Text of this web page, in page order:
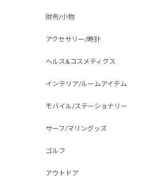
財布/小物
アクセサリー/時計
ヘルス&コスメティクス
インテリア/ルームアイテム
モバイル/ステーショナリー
サーフ/マリングッズ
ゴルフ
アウトドア
THE DUFFER OF ST.GEORGE
プリントTシャツ